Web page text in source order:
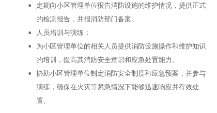
定期向小区管理单位报告消防设施的维护情况，提供正式
的检测报告，并报消防部门备案。
人员培训与演练：
为小区管理单位的相关人员提供消防设施操作和维护知识
的培训，提高其消防安全意识和应急处置能力。
协助小区管理单位制定消防安全制度和应急预案，并参与
演练，确保在火灾等紧急情况下能够迅速响应并有效处
置。